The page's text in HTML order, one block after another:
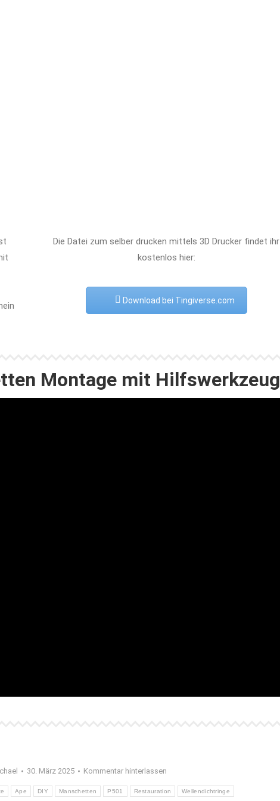
Die Datei zum selber drucken mittels 3D Drucker findet ihr
kostenlos hier:
Download bei Tingiverse.com
Montage mit Hilfswerkzeug
30. März 2025 Kommentar hinterlassen
Ape DIY Manschetten P501 Restauration Wellendichtringe